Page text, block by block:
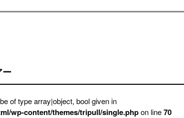
ー
of type array|object, bool given in
wp-content/themes/tripull/single.phpon line70